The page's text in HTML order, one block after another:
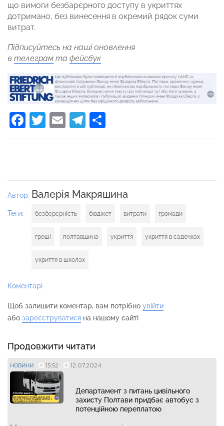
що вимоги безбарєрного доступу в укриттях
дотримано, без винесення в окремий рядок суми
витрат.
Підписуйтесь на наші оновлення
в телеграм та фейсбук
Facebook
Twitter
EmailTelegram
Автор: Валерія Макряшина
Теги: безберєрність бюджет витрати громади
гроші полтавщина укриття укриття в садочках
укриття в школах
Коментарі
Щоб залишити коментар, вам потрібно увійти
або зареєструватися на нашому сайті
Продовжити читати
НОВИНИ 15:52 12.07.2024
Департамент з питань цивільного
захисту Полтави придбає автобус з
потенційною переплатою